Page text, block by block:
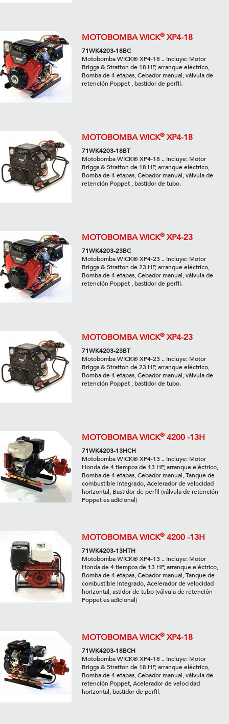
MOTOBOMBA WICK® XP4-18
71WK4203-18BC
Motobomba WICK® XP4-18 .. Incluye: Motor
Briggs & Stratton de 18 HP, arranque eléctrico,
Bomba de 4 etapas, Cebador manual, válvula de
retención Poppet , bastidor de perfil.
MOTOBOMBA WICK® XP4-18
71WK4203-18BT
Motobomba WICK® XP4-18 .. Incluye: Motor
Briggs & Stratton de 18 HP, arranque eléctrico,
Bomba de 4 etapas, Cebador manual, válvula de
retención Poppet , bastidor de tubo.
MOTOBOMBA WICK® XP4-23
71WK4203-23BC
Motobomba WICK® XP4-23 .. Incluye: Motor
Briggs & Stratton de 23 HP, arranque eléctrico,
Bomba de 4 etapas, Cebador manual, válvula de
retención Poppet , bastidor de perfil.
MOTOBOMBA WICK® XP4-23
71WK4203-23BT
Motobomba WICK® XP4-23 .. Incluye: Motor
Briggs & Stratton de 23 HP, arranque eléctrico,
Bomba de 4 etapas, Cebador manual, válvula de
retención Poppet , bastidor de tubo.
MOTOBOMBA WICK® 4200 -13H
71WK4203-13HCH
Motobomba WICK® XP4-13 .. Incluye: Motor
Honda de 4 tiempos de 13 HP, arranque eléctrico,
Bomba de 4 etapas, Cebador manual, Tanque de
combustible integrado, Acelerador de velocidad
horizontal, Bastidor de perfil (válvula de retención
Poppet es adicional)
MOTOBOMBA WICK® 4200 -13H
71WK4203-13HTH
Motobomba WICK® XP4-13 .. Incluye: Motor
Honda de 4 tiempos de 13 HP, arranque eléctrico,
Bomba de 4 etapas, Cebador manual, Tanque de
combustible integrado, Acelerador de velocidad
horizontal, astidor de tubo (válvula de retención
Poppet es adicional)
MOTOBOMBA WICK® XP4-18
71WK4203-18BCH
Motobomba WICK® XP4-18 .. Incluye: Motor
Briggs & Stratton de 18 HP, arranque eléctrico,
Bomba de 4 etapas, Cebador manual, válvula de
retención Poppet, Acelerador de velocidad
horizontal, bastidor de perfil.